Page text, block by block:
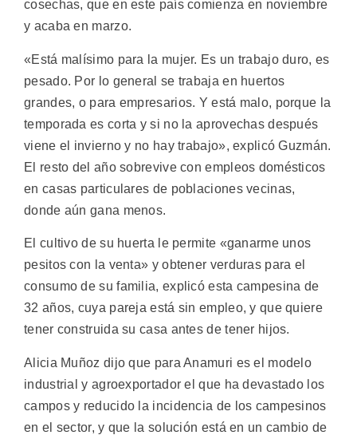
cosechas, que en este país comienza en noviembre
y acaba en marzo.
«Está malísimo para la mujer. Es un trabajo duro, es
pesado. Por lo general se trabaja en huertos
grandes, o para empresarios. Y está malo, porque la
temporada es corta y si no la aprovechas después
viene el invierno y no hay trabajo», explicó Guzmán.
El resto del año sobrevive con empleos domésticos
en casas particulares de poblaciones vecinas,
donde aún gana menos.
El cultivo de su huerta le permite «ganarme unos
pesitos con la venta» y obtener verduras para el
consumo de su familia, explicó esta campesina de
32 años, cuya pareja está sin empleo, y que quiere
tener construida su casa antes de tener hijos.
Alicia Muñoz dijo que para Anamuri es el modelo
industrial y agroexportador el que ha devastado los
campos y reducido la incidencia de los campesinos
en el sector, y que la solución está en un cambio de